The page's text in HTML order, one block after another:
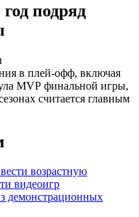
подряд
в плей-офф, включая
MVP финальной игры,
считается главным
возрастную
видеоигр
демонстрационных